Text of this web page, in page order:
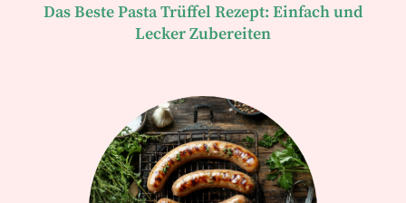
Das Beste Pasta Trüffel Rezept: Einfach und
Lecker Zubereiten